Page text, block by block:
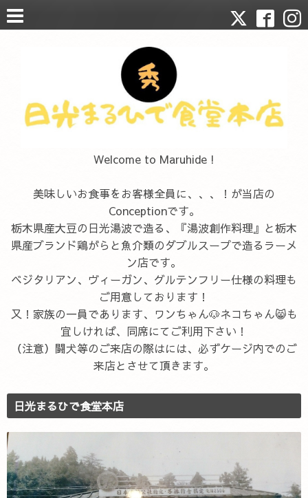
Welcome to Maruhide !
美味しいお食事をお客様全員に、、、！が当店の
Conceptionです。
栃木県産大豆の日光湯波で造る、『湯波創作料理』と栃木
県産ブランド鶏がらと魚介類のダブルスープで造るラーメ
ン店です。
ベジタリアン、ヴィーガン、グルテンフリー仕様の料理も
ご用意しております！
又！家族の一員であります、ワンちゃん🐶ネコちゃん😸も
宜しければ、同席にてご利用下さい！
（注意）闘犬等のご来店の際はには、必ずケージ内でのご
来店とさせて頂きます。
日光まるひで食堂本店